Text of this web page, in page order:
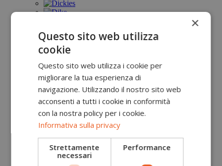
×
Questo sito web utilizza
cookie
Questo sito web utilizza i cookie per
migliorare la tua esperienza di
navigazione. Utilizzando il nostro sito web
acconsenti a tutti i cookie in conformità
con la nostra policy per i cookie.
Informativa sulla privacy
Strettamente
necessari
Performance